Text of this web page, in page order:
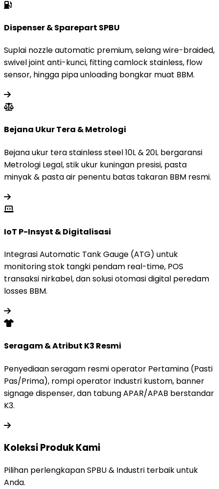
Dispenser & Sparepart SPBU
Suplai nozzle automatic premium, selang wire-braided,
swivel joint anti-kunci, fitting camlock stainless, flow
sensor, hingga pipa unloading bongkar muat BBM.
Bejana Ukur Tera & Metrologi
Bejana ukur tera stainless steel 10L & 20L bergaransi
Metrologi Legal, stik ukur kuningan presisi, pasta
minyak & pasta air penentu batas takaran BBM resmi.
IoT P-Insyst & Digitalisasi
Integrasi Automatic Tank Gauge (ATG) untuk
monitoring stok tangki pendam real-time, POS
transaksi nirkabel, dan solusi otomasi digital peredam
losses BBM.
Seragam & Atribut K3 Resmi
Penyediaan seragam resmi operator Pertamina (Pasti
Pas/Prima), rompi operator Industri kustom, banner
signage dispenser, dan tabung APAR/APAB berstandar
K3.
Koleksi ProdukKami
Pilihan perlengkapan SPBU & Industri terbaik untuk
Anda.